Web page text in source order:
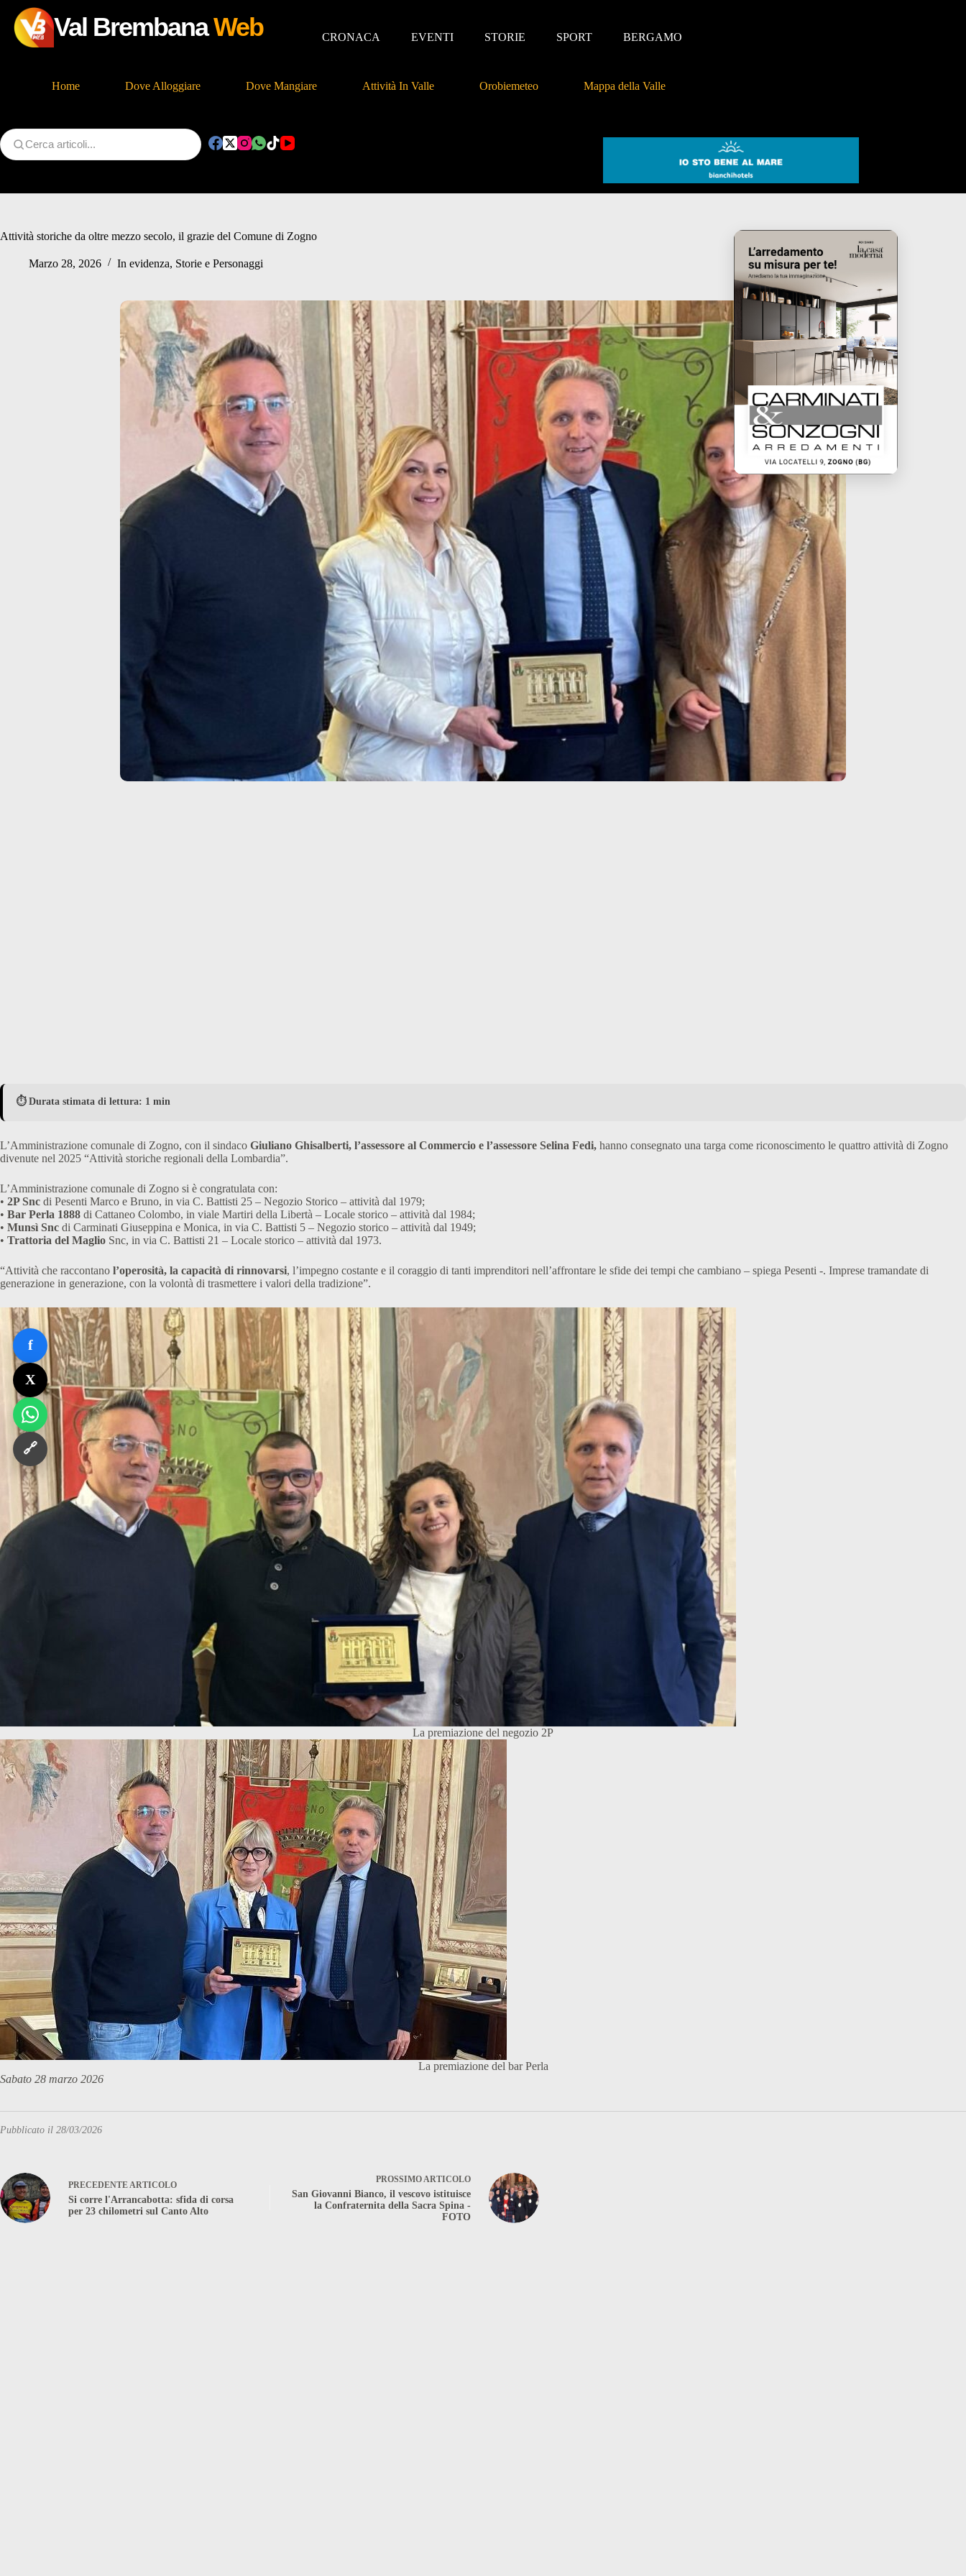
Val BrembanaWeb CRONACA EVENTI STORIE SPORT BERGAMO
Home Dove Alloggiare Dove Mangiare Attività In Valle Orobiemeteo Mappa della Valle
Attività storiche da oltre mezzo secolo, il grazie del Comune di Zogno
Marzo 28, 2026 In evidenza, Storie e Personaggi
⏱️ Durata stimata di lettura: 1 min
L’Amministrazione comunale di Zogno, con il sindaco Giuliano Ghisalberti, l’assessore al Commercio e l’assessore Selina Fedi, hanno consegnato una targa come riconoscimento le quattro attività di Zogno
divenute nel 2025 “Attività storiche regionali della Lombardia”.
L’Amministrazione comunale di Zogno si è congratulata con:
• 2P Snc di Pesenti Marco e Bruno, in via C. Battisti 25 – Negozio Storico – attività dal 1979;
• Bar Perla 1888 di Cattaneo Colombo, in viale Martiri della Libertà – Locale storico – attività dal 1984;
• Munsì Snc di Carminati Giuseppina e Monica, in via C. Battisti 5 – Negozio storico – attività dal 1949;
• Trattoria del Maglio Snc, in via C. Battisti 21 – Locale storico – attività dal 1973.
“Attività che raccontano l’operosità, la capacità di rinnovarsi, l’impegno costante e il coraggio di tanti imprenditori nell’affrontare le sfide dei tempi che cambiano – spiega Pesenti -. Imprese tramandate di
generazione in generazione, con la volontà di trasmettere i valori della tradizione”.
La premiazione del negozio 2P
La premiazione del bar Perla
Sabato 28 marzo 2026
Pubblicato il 28/03/2026
f
X
🔗
PRECEDENTEARTICOLO
Si corre l'Arrancabotta: sfida di corsa
per 23 chilometri sul Canto Alto
PROSSIMOARTICOLO
San Giovanni Bianco, il vescovo istituisce
la Confraternita della Sacra Spina -
FOTO